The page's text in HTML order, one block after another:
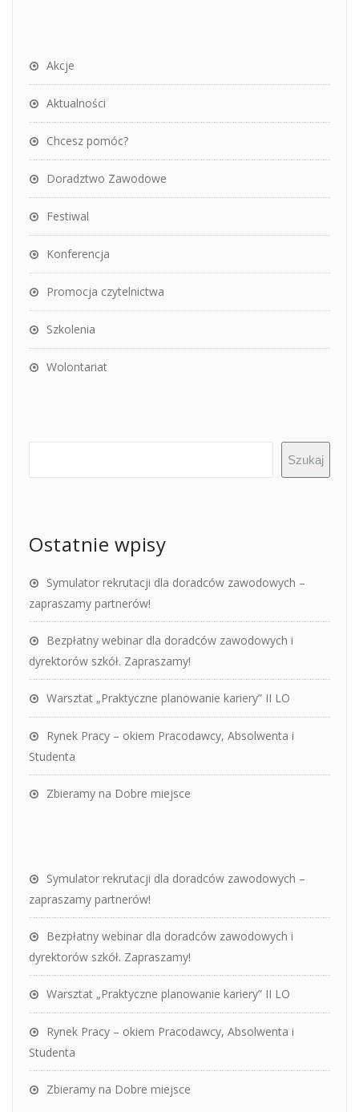
Akcje
Aktualności
Chcesz pomóc?
Doradztwo Zawodowe
Festiwal
Konferencja
Promocja czytelnictwa
Szkolenia
Wolontariat
Szukaj
Ostatnie wpisy
Symulator rekrutacji dla doradców zawodowych –
zapraszamy partnerów!
Bezpłatny webinar dla doradców zawodowych i
dyrektorów szkół. Zapraszamy!
Warsztat „Praktyczne planowanie kariery” II LO
Rynek Pracy – okiem Pracodawcy, Absolwenta i
Studenta
Zbieramy na Dobre miejsce
Symulator rekrutacji dla doradców zawodowych –
zapraszamy partnerów!
Bezpłatny webinar dla doradców zawodowych i
dyrektorów szkół. Zapraszamy!
Warsztat „Praktyczne planowanie kariery” II LO
Rynek Pracy – okiem Pracodawcy, Absolwenta i
Studenta
Zbieramy na Dobre miejsce